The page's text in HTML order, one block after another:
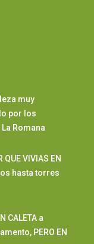
muy
por los
Romana
QUE VIVIAS EN
hasta torres
CALETA a
PERO EN